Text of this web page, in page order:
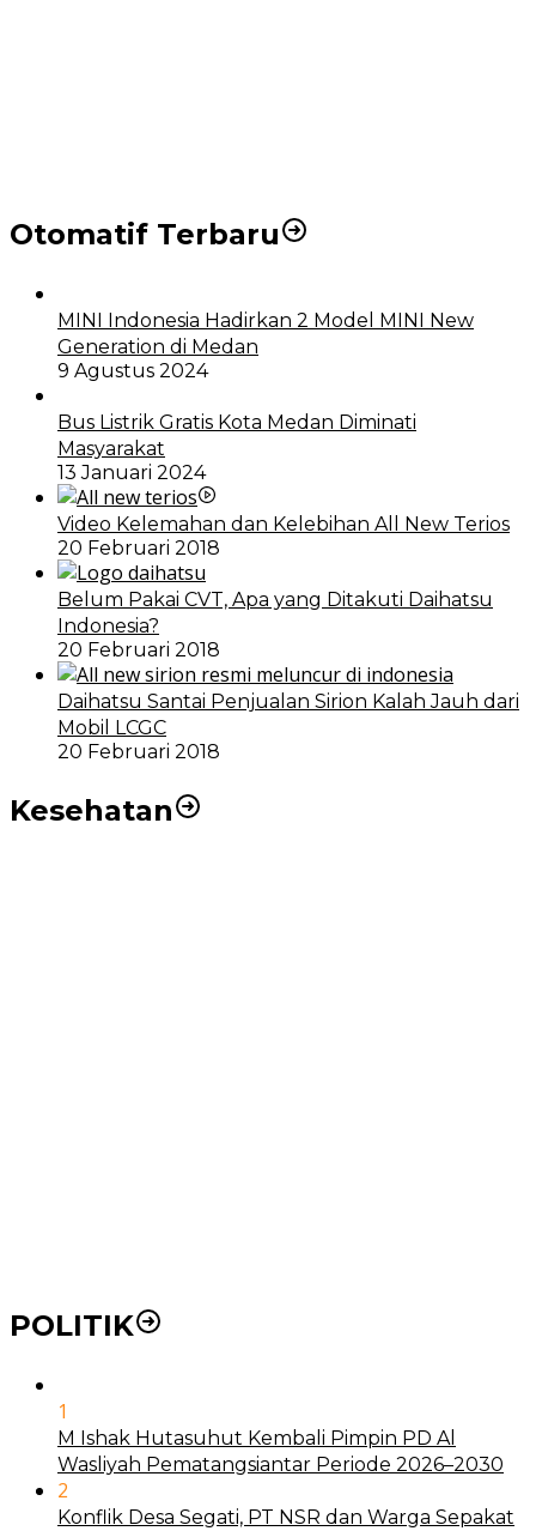
Otomatif Terbaru
MINI Indonesia Hadirkan 2 Model MINI New
Generation di Medan
9 Agustus 2024
Bus Listrik Gratis Kota Medan Diminati
Masyarakat
13 Januari 2024
Video Kelemahan dan Kelebihan All New Terios
20 Februari 2018
Belum Pakai CVT, Apa yang Ditakuti Daihatsu
Indonesia?
20 Februari 2018
Daihatsu Santai Penjualan Sirion Kalah Jauh dari
Mobil LCGC
20 Februari 2018
Kesehatan
POLITIK
1
M Ishak Hutasuhut Kembali Pimpin PD Al
Wasliyah Pematangsiantar Periode 2026–2030
2
Konflik Desa Segati, PT NSR dan Warga Sepakat